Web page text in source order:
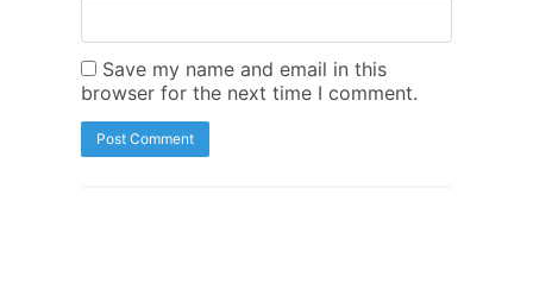
Save my name and email in this
browser for the next time I comment.